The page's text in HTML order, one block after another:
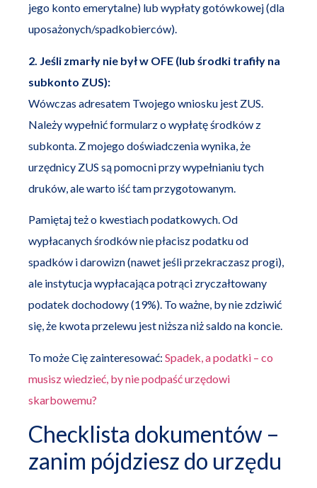
jego konto emerytalne) lub wypłaty gotówkowej (dla
uposażonych/spadkobierców).
2. Jeśli zmarły nie był w OFE (lub środki trafiły na
subkonto ZUS):
Wówczas adresatem Twojego wniosku jest ZUS.
Należy wypełnić formularz o wypłatę środków z
subkonta. Z mojego doświadczenia wynika, że
urzędnicy ZUS są pomocni przy wypełnianiu tych
druków, ale warto iść tam przygotowanym.
Pamiętaj też o kwestiach podatkowych. Od
wypłacanych środków nie płacisz podatku od
spadków i darowizn (nawet jeśli przekraczasz progi),
ale instytucja wypłacająca potrąci zryczałtowany
podatek dochodowy (19%). To ważne, by nie zdziwić
się, że kwota przelewu jest niższa niż saldo na koncie.
To może Cię zainteresować: Spadek, a podatki – co
musisz wiedzieć, by nie podpaść urzędowi
skarbowemu?
Checklista dokumentów –
zanim pójdziesz do urzędu